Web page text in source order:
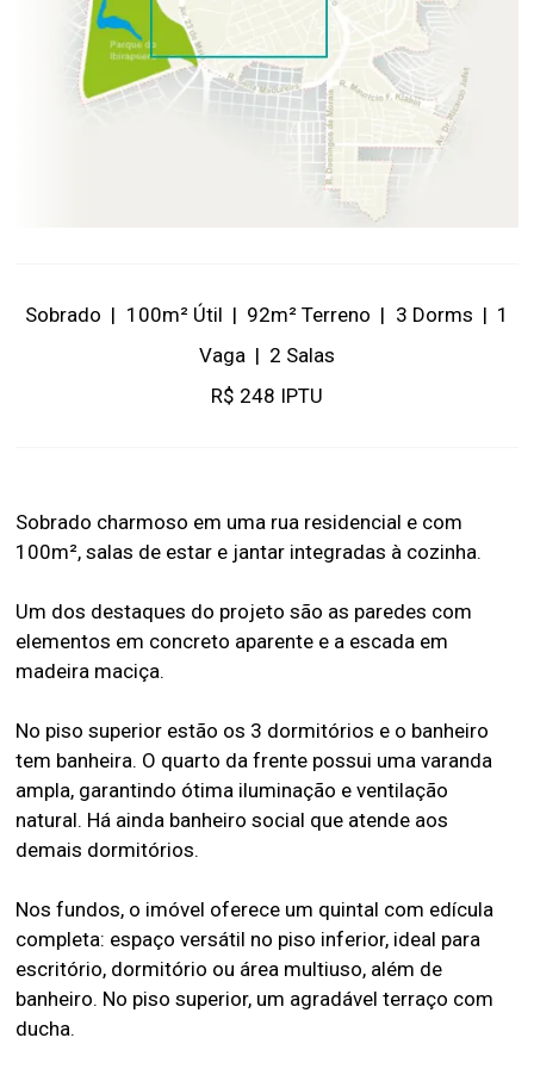
Sobrado | 100m² Útil | 92m² Terreno | 3 Dorms | 1
Vaga | 2 Salas
R$ 248 IPTU
Sobrado charmoso em uma rua residencial e com
100m², salas de estar e jantar integradas à cozinha.
Um dos destaques do projeto são as paredes com
elementos em concreto aparente e a escada em
madeira maciça.
No piso superior estão os 3 dormitórios e o banheiro
tem banheira. O quarto da frente possui uma varanda
ampla, garantindo ótima iluminação e ventilação
natural. Há ainda banheiro social que atende aos
demais dormitórios.
Nos fundos, o imóvel oferece um quintal com edícula
completa: espaço versátil no piso inferior, ideal para
escritório, dormitório ou área multiuso, além de
banheiro. No piso superior, um agradável terraço com
ducha.